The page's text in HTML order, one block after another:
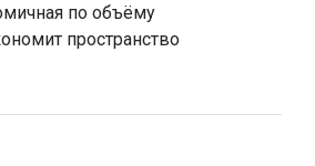
по объёму
пространство